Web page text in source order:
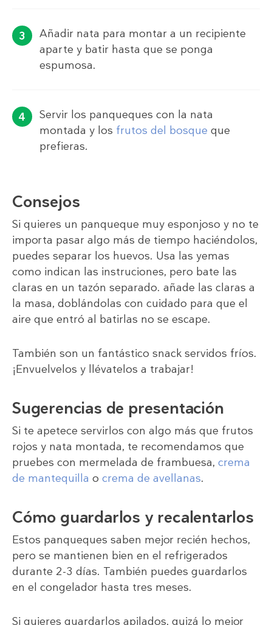
Añadir nata para montar a un recipiente
aparte y batir hasta que se ponga
espumosa.
Servir los panqueques con la nata
montada y los frutos del bosque que
prefieras.
Consejos
Si quieres un panqueque muy esponjoso y no te
importa pasar algo más de tiempo haciéndolos,
puedes separar los huevos. Usa las yemas
como indican las instruciones, pero bate las
claras en un tazón separado. añade las claras a
la masa, doblándolas con cuidado para que el
aire que entró al batirlas no se escape.
También son un fantástico snack servidos fríos.
¡Envuelvelos y llévatelos a trabajar!
Sugerencias de presentación
Si te apetece servirlos con algo más que frutos
rojos y nata montada, te recomendamos que
pruebes con mermelada de frambuesa, crema
de mantequilla o crema de avellanas.
Cómo guardarlos y recalentarlos
Estos panqueques saben mejor recién hechos,
pero se mantienen bien en el refrigerados
durante 2-3 días. También puedes guardarlos
en el congelador hasta tres meses.
Si quieres guardarlos apilados, quizá lo mejor